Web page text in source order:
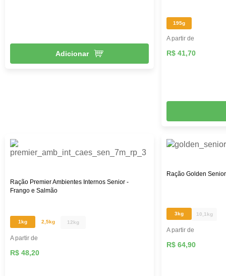
Adicionar
195g
A partir de
R$ 41,70
Ração Premier Ambientes Internos Senior -
Frango e Salmão
1kg 2,5kg 12kg
A partir de
R$ 48,20
Ração Golden
3kg 10,1kg
A partir de
R$ 64,90